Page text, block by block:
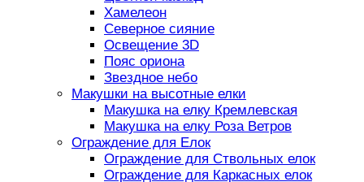
Хамелеон
Северное сияние
Освещение 3D
Пояс ориона
Звездное небо
Макушки на высотные елки
Макушка на елку Кремлевская
Макушка на елку Роза Ветров
Ограждение для Елок
Ограждение для Ствольных елок
Ограждение для Каркасных елок